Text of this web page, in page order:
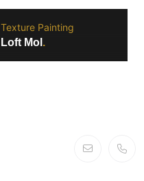
Texture Painting
Loft Mol